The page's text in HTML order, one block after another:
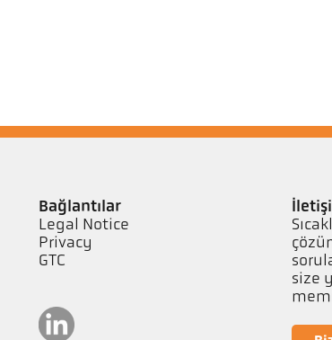
Bağlantılar
Legal Notice
Privacy
GTC
size